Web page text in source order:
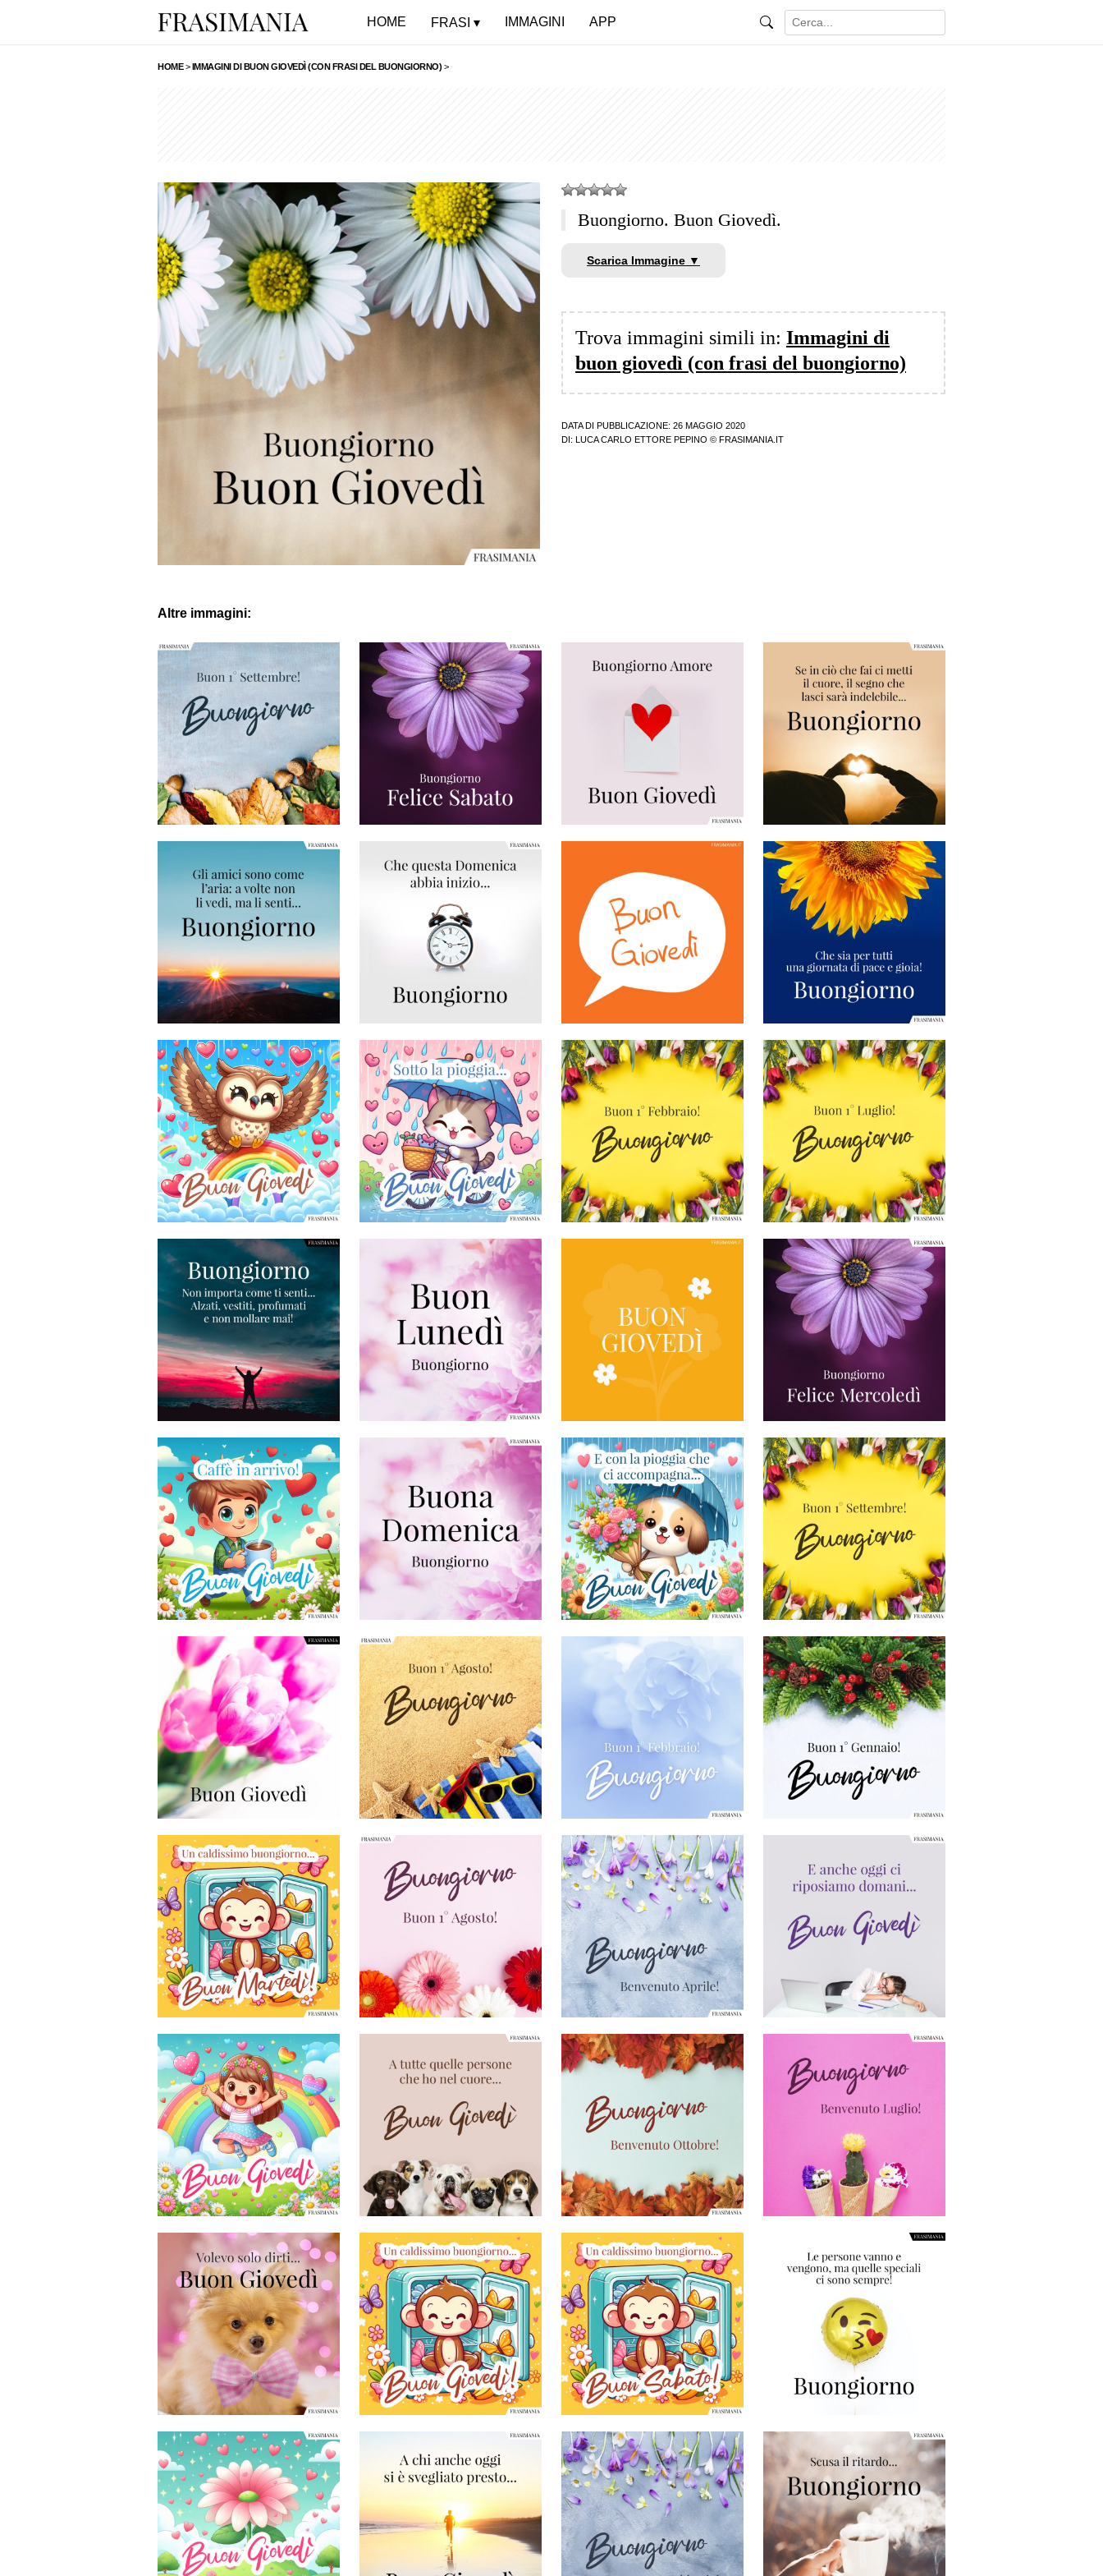
HOME FRASI IMMAGINI APP
HOME>IMMAGINI DI BUON GIOVEDÌ (CON FRASI DEL BUONGIORNO) >
Buongiorno. Buon Giovedì.
Scarica Immagine ▼
Trova immagini simili in: Immagini di
buon giovedì (con frasi del buongiorno)
DATA DI PUBBLICAZIONE: 26 MAGGIO 2020
DI:
LUCA CARLO ETTORE PEPINO © FRASIMANIA.IT
Altre immagini: